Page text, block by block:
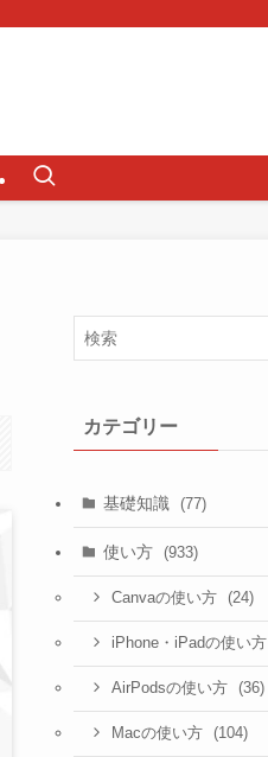
カテゴリー
基礎知識 (77)
使い方 (933)
Canvaの使い方 (24)
iPhone・iPadの使い方
AirPodsの使い方 (36)
Macの使い方 (104)